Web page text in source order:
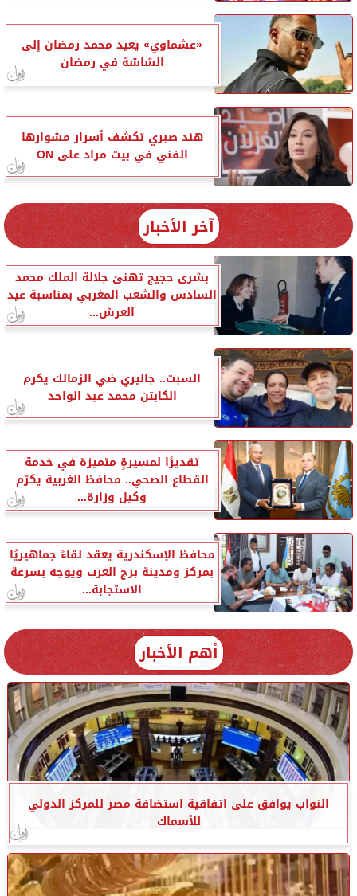
«عشماوي» يعيد محمد رمضان إلى
الشاشة في رمضان
هند صبري تكشف أسرار مشوارها
الفني في بيت مراد على ON
آخر الأخبار
بشرى حجيج تهنئ جلالة الملك محمد
السادس والشعب المغربي بمناسبة عيد
العرش...
السبت.. جاليري ضي الزمالك يكرم
الكابتن محمد عبد الواحد
تقديرًا لمسيرةٍ متميزة في خدمة
القطاع الصحي.. محافظ الغربية يكرّم
وكيل وزارة...
محافظ الإسكندرية يعقد لقاءً جماهيريًا
بمركز ومدينة برج العرب ويوجه بسرعة
الاستجابة...
أهم الأخبار
النواب يوافق على اتفاقية استضافة مصر للمركز الدولي
للأسماك